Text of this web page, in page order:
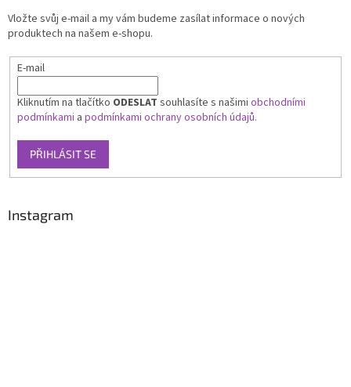
Vložte svůj e-mail a my vám budeme zasílat informace o nových
produktech na našem e-shopu.
E-mail
Kliknutím na tlačítko ODESLAT souhlasíte s našimi obchodními
podmínkami a podmínkami ochrany osobních údajů.
PŘIHLÁSIT SE
Instagram